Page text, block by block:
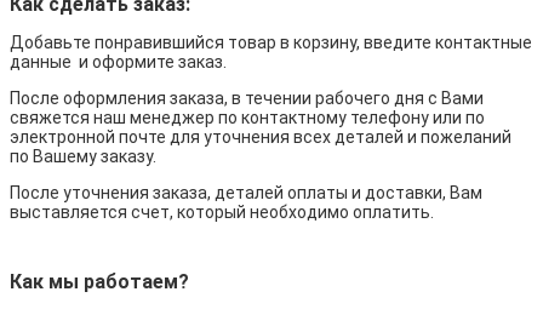
Как сделать заказ:
Добавьте понравившийся товар в корзину, введите контактные
данные и оформите заказ.
После оформления заказа, в течении рабочего дня с Вами
свяжется наш менеджер по контактному телефону или по
электронной почте для уточнения всех деталей и пожеланий
по Вашему заказу.
После уточнения заказа, деталей оплаты и доставки, Вам
выставляется счет, который необходимо оплатить.
Как мы работаем?